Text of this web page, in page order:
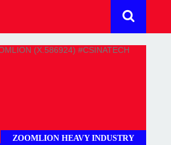
ZOOMLION HEAVY INDUSTRY